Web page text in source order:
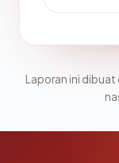
Laporan ini